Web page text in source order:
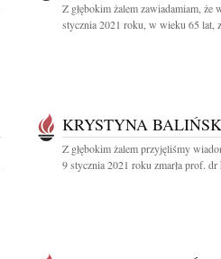
Z głębokim żalem zawiadamiam, że
stycznia 2021 roku, w wieku 65 lat,
KRYSTYNA
Z głębokim żalem przyjęliśmy
9 stycznia 2021 roku zmarła prof. dr